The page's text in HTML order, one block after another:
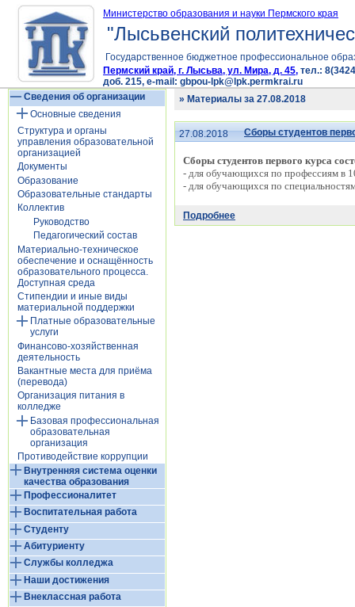
Министерство образования и науки Пермского края
"Лысьвенский
Государственное бюджетное профессиональное
Пермский край, г. Лысьва, ул. Мира, д. 45, тел.:
доб. 215, e-mail: gbpou-lpk@lpk.permkrai.ru
Сведения об организации
Основные сведения
Структура и органы
управления образовательной
организацией
Документы
Образование
Образовательные стандарты
Коллектив
Руководство
Педагогический состав
Материально-техническое
обеспечение и оснащённость
образовательного процесса.
Доступная среда
Стипендии и иные виды
материальной поддержки
Платные образовательные
услуги
Финансово-хозяйственная
деятельность
Вакантные места для приёма
(перевода)
Организация питания в
колледже
Базовая профессиональная
образовательная
организация
Противодействие коррупции
Внутренняя система оценки
качества образования
Профессионалитет
Воспитательная работа
Студенту
Абитуриенту
Службы колледжа
Наши достижения
Внеклассная работа
» Материалы за 27.08.2018
27.08.2018 Сборы студентов
Сборы студентов первого курса
- для обучающихся по профессиям в
- для обучающихся по
Подробнее